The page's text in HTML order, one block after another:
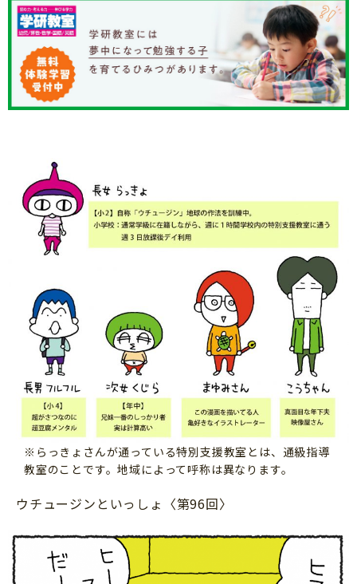
「こそだてまっぷ」とは
個⼈情報について
お問い合わせ
※らっきょさんが通っている特別支援教室とは、通級指導
教室のことです。地域によって呼称は異なります。
ウチュージンといっしょ〈第96回〉